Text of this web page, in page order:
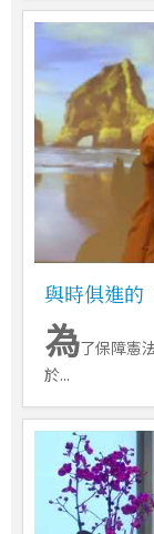
與時俱進的
為了保障憲
於...